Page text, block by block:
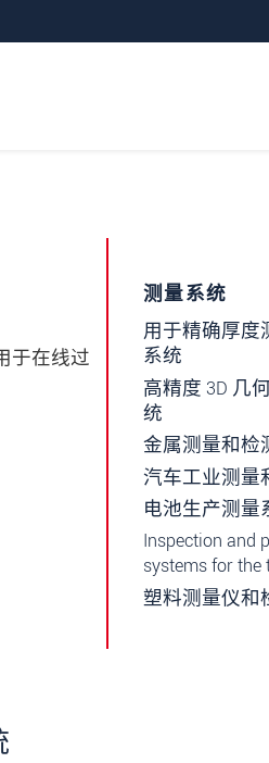
于在线过
测量系统
用于精确厚度
系统
高精度 3D 几
统
金属测量和检
汽车工业测量
电池生产测量
Inspection and
systems for
塑料测量仪和